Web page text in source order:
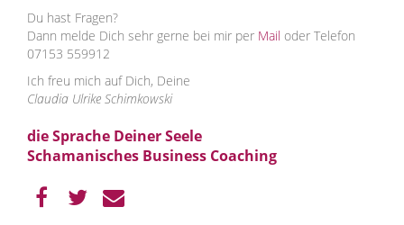
Du hast Fragen?
Dann melde Dich sehr gerne bei mir per Mail oder Telefon
07153 559912
Ich freu mich auf Dich, Deine
Claudia Ulrike Schimkowski
die Sprache Deiner Seele
Schamanisches Business Coaching